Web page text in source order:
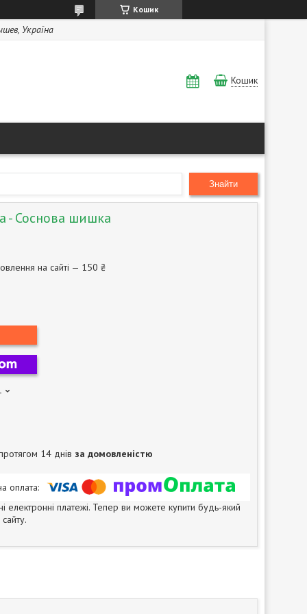
Кошик
Україна
Кошик
Знайти
- Соснова шишка
на сайті — 150 ₴
14 днів за домовленістю
електронні платежі. Тепер ви можете купити будь-який